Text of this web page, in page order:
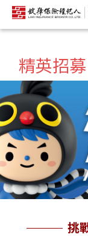
精英招募
挑